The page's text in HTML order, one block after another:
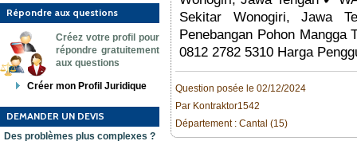
Répondre aux questions
Créez votre profil pour
répondre gratuitement
aux questions
Créer mon Profil Juridique
DEMANDER UN DEVIS
Des problèmes plus complexes ?
Sekitar Wonogiri, Jawa
Penebangan Pohon Mangga
0812 2782 5310 Harga
Question posée le 02/12/2024
Par Kontraktor1542
Département : Cantal (15)